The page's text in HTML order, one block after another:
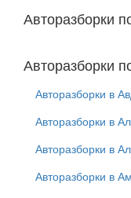
Авторазборки
Авторазборки
Авторазборки в
Авторазборки в
Авторазборки в
Авторазборки в